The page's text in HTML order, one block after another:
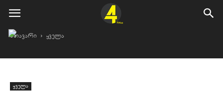
მთავარი ყველა
ყველა